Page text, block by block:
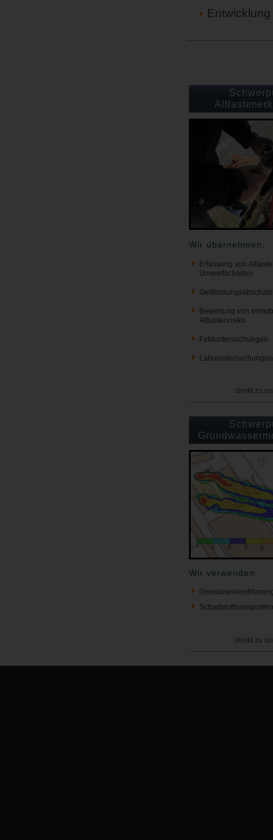
Wir übernehmen:
Erfassung von
Umweltschäden
Bewertung von
Altlastenrisiko
Felduntersuchungen
Laboruntersuchungen
direkt zu
Wir verwenden:
direkt zu